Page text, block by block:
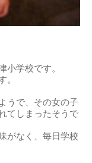
小学校です。
。
うで、その女の子
てしまったそうで
がなく、毎日学校